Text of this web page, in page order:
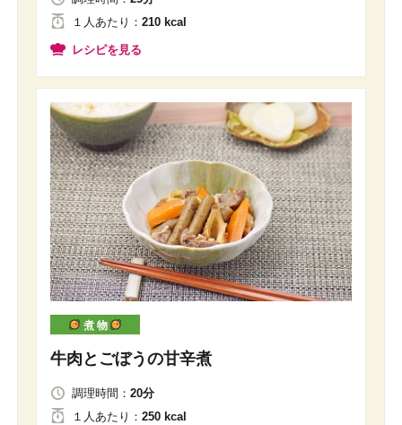
１人 あたり ： 210 kcal
レシピを見る
煮 物
牛肉とごぼうの甘辛煮
調理時間： 20分
１人あたり ： 250 kcal